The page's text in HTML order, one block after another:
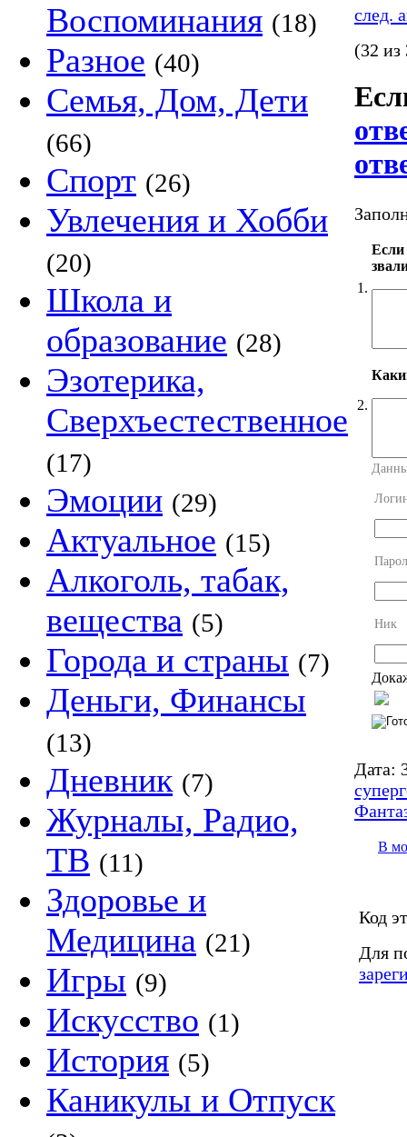
Воспоминания (18)
Разное (40)
Семья, Дом, Дети
(66)
Спорт (26)
Увлечения и Хобби
(20)
Школа и
образование (28)
Эзотерика,
Сверхъестественное
(17)
Эмоции (29)
Актуальное (15)
Алкоголь, табак,
вещества (5)
Города и страны (7)
Деньги, Финансы
(13)
Дневник (7)
Журналы, Радио,
ТВ (11)
Здоровье и
Медицина (21)
Игры (9)
Искусство (1)
История (5)
Каникулы и Отпуск
след.
(32 из
1.
Если
2.
Ник
Дата:
В
Код
Для